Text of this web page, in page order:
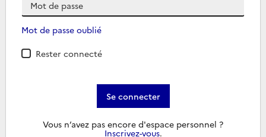
Mot de passe oublié
Rester connecté
Se connecter
Vous n’avez pas encore d'espace personnel ?
Inscrivez-vous.